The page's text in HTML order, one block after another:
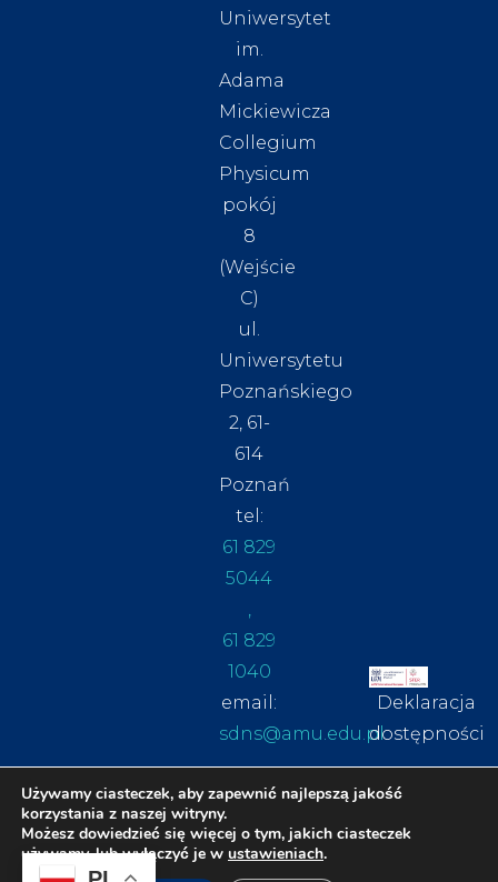
Uniwersytet
im.
Adama
Mickiewicza
Collegium
Physicum
pokój
8
(Wejście
C)
ul.
Uniwersytetu
Poznańskiego
2, 61-
614
Poznań
tel:
61 829
5044
,
61 829
1040
email:
sdns@amu.edu.pl
Deklaracja
dostępności
Używamy ciasteczek, aby zapewnić najlepszą jakość
korzystania z naszej witryny.
Możesz dowiedzieć się więcej o tym, jakich ciasteczek
używamy, lub wyłączyć je w ustawieniach.